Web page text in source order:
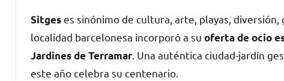
Sitgeses sinónimo de cultura, arte, playas,
localidad barcelonesa incorporó a su oferta de ocio
Jardines de Terramar . Una auténtica ciudad-jardín
este año celebra su centenario.